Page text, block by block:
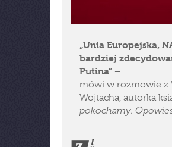
„Unia Europejska,
bardziej
Putina” –
mówi w rozmowie z
Wojtacha, autorka
pokochamy.